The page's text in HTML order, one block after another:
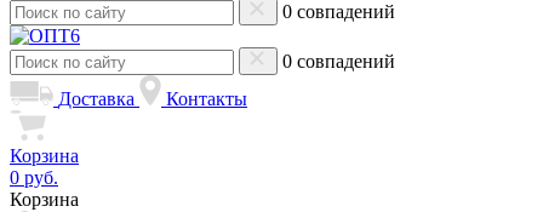
0 совпадений
0 совпадений
Доставка
Контакты
Корзина
0 руб.
Корзина